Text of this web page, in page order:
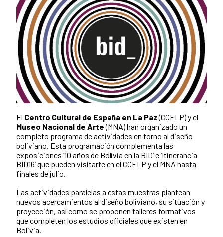
El Centro Cultural de España en La Paz(CCELP) y el
Museo Nacional de Arte(MNA) han organizado un
completo programa de actividades en torno al diseño
boliviano. Esta programación complementa las
exposiciones ‘10 años de Bolivia en la BID’ e ‘Itinerancia
BID16’ que pueden visitarte en el CCELP y el MNA hasta
finales de julio.
Las actividades paralelas a estas muestras plantean
nuevos acercamientos al diseño boliviano, su situación y
proyección, así como se proponen talleres formativos
que completen los estudios oficiales que existen en
Bolivia.